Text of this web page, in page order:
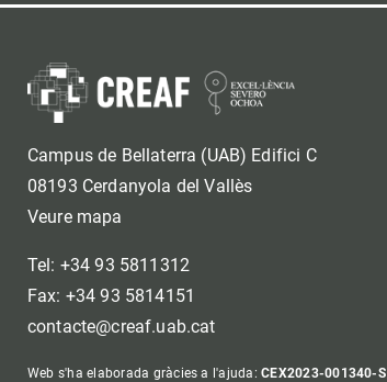
Campus de Bellaterra (UAB) Edifici C
08193 Cerdanyola del Vallès
Veure mapa
Tel: +34 93 5811312
Fax: +34 93 5814151
contacte@creaf.uab.cat
Web s'ha elaborada gràcies a l'ajuda:CEX2023-001340-S